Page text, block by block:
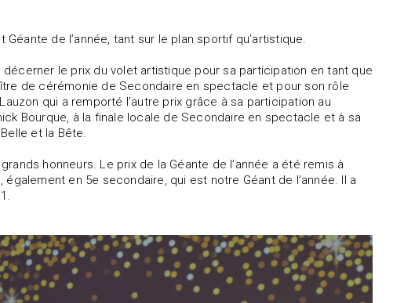
de l’année, tant sur le plan sportif qu’artistique.
le prix du volet artistique pour sa participation en tant que
de cérémonie de Secondaire en spectacle et pour son rôle
qui a remporté l’autre prix grâce à sa participation au
Bourque, à la finale locale de Secondaire en spectacle et à sa
et la Bête.
honneurs. Le prix de la Géante de l’année a été remis à
en 5e secondaire, qui est notre Géant de l’année. Il a